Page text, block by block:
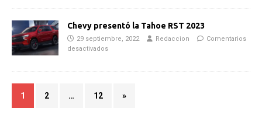
Chevy presentó la Tahoe RST 2023
29 septiembre, 2022 Redaccion
Comentarios
desactivados
1 2 … 12 »